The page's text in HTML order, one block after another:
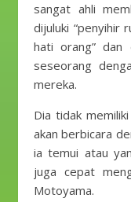
sangat ahli
dijuluki “penyihir
hati orang” dan
seseorang
mereka.
Dia tidak
akan berbicara
ia temui atau
juga cepat
Motoyama.